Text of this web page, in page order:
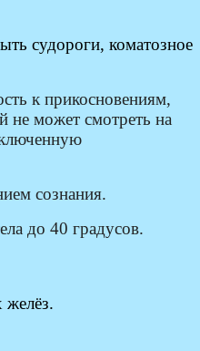
судороги, коматозное
к прикосновениям,
не может смотреть на
сознания.
до 40 градусов.
желёз.